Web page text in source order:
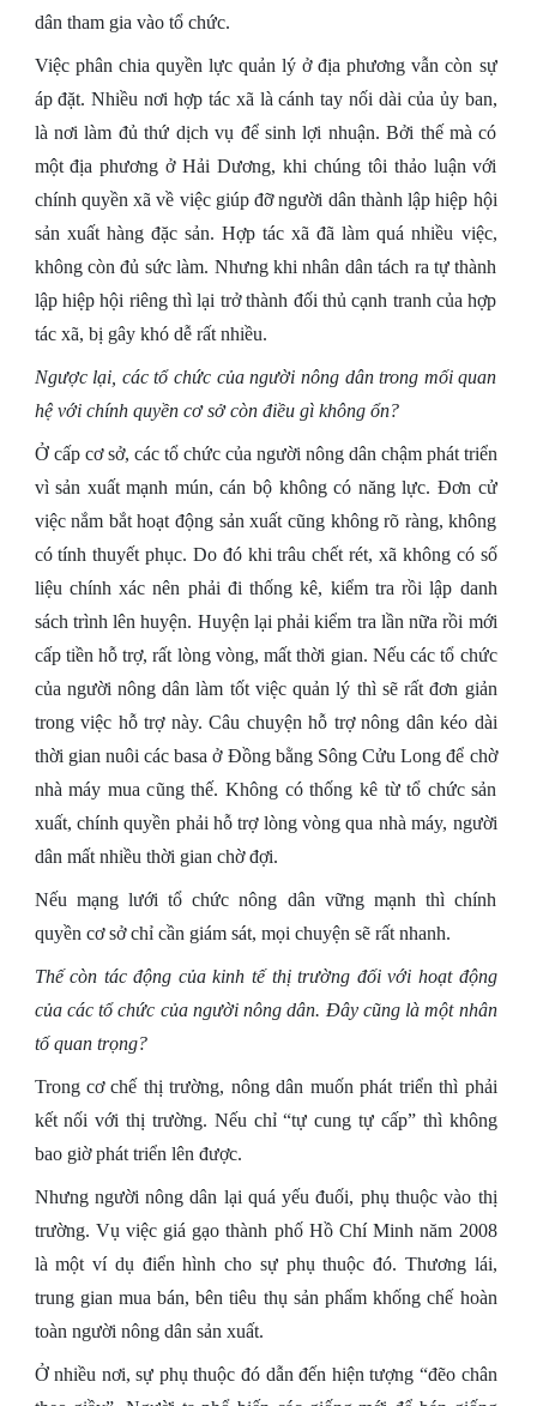
dân tham gia vào tổ chức.
Việc phân chia quyền lực quản lý ở địa phương vẫn còn sự
áp đặt. Nhiều nơi hợp tác xã là cánh tay nối dài của ủy ban,
là nơi làm đủ thứ dịch vụ để sinh lợi nhuận. Bởi thế mà có
một địa phương ở Hải Dương, khi chúng tôi thảo luận với
chính quyền xã về việc giúp đỡ người dân thành lập hiệp hội
sản xuất hàng đặc sản. Hợp tác xã đã làm quá nhiều việc,
không còn đủ sức làm. Nhưng khi nhân dân tách ra tự thành
lập hiệp hội riêng thì lại trở thành đối thủ cạnh tranh của hợp
tác xã, bị gây khó dễ rất nhiều.
Ngược lại, các tổ chức của người nông dân trong mối quan
hệ với chính quyền cơ sở còn điều gì không ổn?
Ở cấp cơ sở, các tổ chức của người nông dân chậm phát triển
vì sản xuất mạnh mún, cán bộ không có năng lực. Đơn cử
việc nắm bắt hoạt động sản xuất cũng không rõ ràng, không
có tính thuyết phục. Do đó khi trâu chết rét, xã không có số
liệu chính xác nên phải đi thống kê, kiểm tra rồi lập danh
sách trình lên huyện. Huyện lại phải kiểm tra lần nữa rồi mới
cấp tiền hỗ trợ, rất lòng vòng, mất thời gian. Nếu các tổ chức
của người nông dân làm tốt việc quản lý thì sẽ rất đơn giản
trong việc hỗ trợ này. Câu chuyện hỗ trợ nông dân kéo dài
thời gian nuôi các basa ở Đồng bằng Sông Cửu Long để chờ
nhà máy mua cũng thế. Không có thống kê từ tổ chức sản
xuất, chính quyền phải hỗ trợ lòng vòng qua nhà máy, người
dân mất nhiều thời gian chờ đợi.
Nếu mạng lưới tổ chức nông dân vững mạnh thì chính
quyền cơ sở chỉ cần giám sát, mọi chuyện sẽ rất nhanh.
Thế còn tác động của kinh tế thị trường đối với hoạt động
của các tổ chức của người nông dân. Đây cũng là một nhân
tố quan trọng?
Trong cơ chế thị trường, nông dân muốn phát triển thì phải
kết nối với thị trường. Nếu chỉ “tự cung tự cấp” thì không
bao giờ phát triển lên được.
Nhưng người nông dân lại quá yếu đuối, phụ thuộc vào thị
trường. Vụ việc giá gạo thành phố Hồ Chí Minh năm 2008
là một ví dụ điển hình cho sự phụ thuộc đó. Thương lái,
trung gian mua bán, bên tiêu thụ sản phẩm khống chế hoàn
toàn người nông dân sản xuất.
Ở nhiều nơi, sự phụ thuộc đó dẫn đến hiện tượng “đẽo chân